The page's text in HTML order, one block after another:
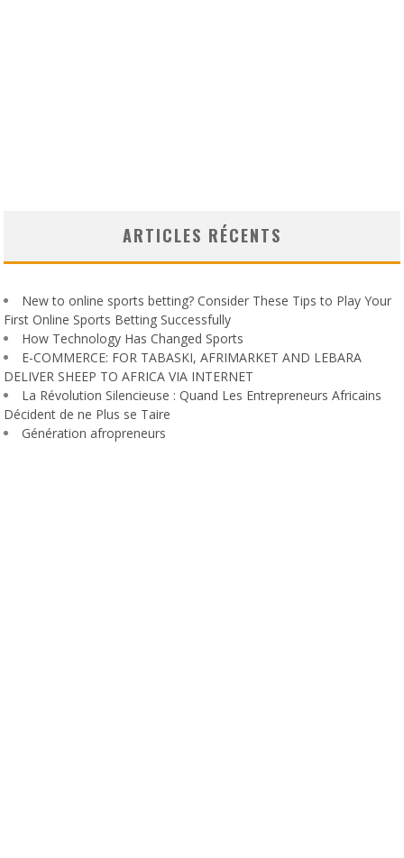
ARTICLES RÉCENTS
New to online sports betting? Consider These Tips to Play Your
First Online Sports Betting Successfully
How Technology Has Changed Sports
E-COMMERCE: FOR TABASKI, AFRIMARKET AND LEBARA
DELIVER SHEEP TO AFRICA VIA INTERNET
La Révolution Silencieuse : Quand Les Entrepreneurs Africains
Décident de ne Plus se Taire
Génération afropreneurs